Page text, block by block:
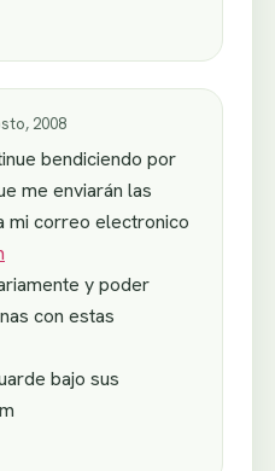
2008
bendiciendo por
me enviarán las
mi correo electronico
y poder
con estas
bajo sus